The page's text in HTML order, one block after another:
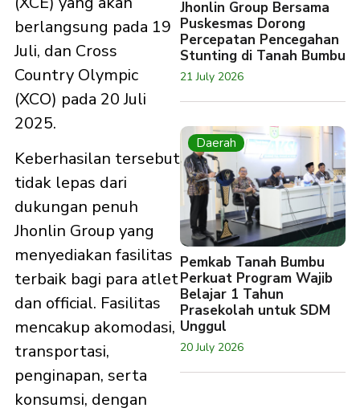
berlangsung pada 19
Juli, dan Cross
Country Olympic
(XCO) pada 20 Juli
2025.
Keberhasilan tersebut
tidak lepas dari
dukungan penuh
Jhonlin Group yang
menyediakan fasilitas
terbaik bagi para atlet
dan official. Fasilitas
mencakup akomodasi,
transportasi,
penginapan, serta
konsumsi, dengan
Jhonlin Group Bersama
Puskesmas Dorong
Percepatan Pencegahan
Stunting di Tanah Bumbu
21 July 2026
Daerah
Pemkab Tanah Bumbu
Perkuat Program Wajib
Belajar 1 Tahun
Prasekolah untuk SDM
Unggul
20 July 2026